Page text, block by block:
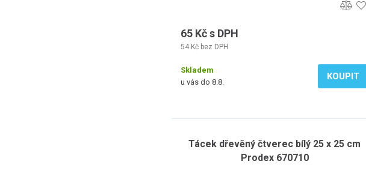
65 Kč s DPH
54 Kč bez DPH
Skladem
u vás do 8.8.
KOUPIT
Tácek dřevěný čtverec bílý 25 x 25 cm
Prodex 670710